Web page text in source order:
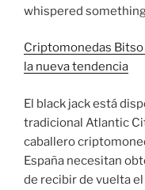
whispered
Criptomonedas
la nueva tendencia
El black jack está
tradicional Atlantic
caballero
España necesitan
de recibir de vuelta